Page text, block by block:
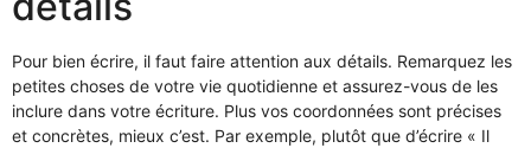
Pour bien écrire, il faut faire attention aux détails. Remarquez les
petites choses de votre vie quotidienne et assurez-vous de les
inclure dans votre écriture. Plus vos coordonnées sont précises
et concrètes, mieux c’est. Par exemple, plutôt que d’écrire « Il